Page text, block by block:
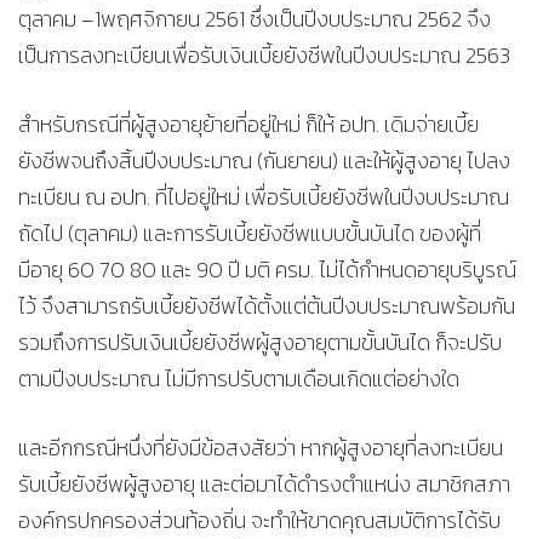
ตุลาคม –1พฤศจิกายน 2561 ซึ่งเป็นปีงบประมาณ 2562 จึง
เป็นการลงทะเบียนเพื่อรับเงินเบี้ยยังชีพในปีงบประมาณ 2563
สำหรับกรณีที่ผู้สูงอายุย้ายที่อยู่ใหม่ ก็ให้ อปท. เดิมจ่ายเบี้ย
ยังชีพจนถึงสิ้นปีงบประมาณ (กันยายน) และให้ผู้สูงอายุ ไปลง
ทะเบียน ณ อปท. ที่ไปอยู่ใหม่ เพื่อรับเบี้ยยังชีพในปีงบประมาณ
ถัดไป (ตุลาคม) และการรับเบี้ยยังชีพแบบขั้นบันได ของผู้ที่
มีอายุ 60 70 80 และ 90 ปี มติ ครม. ไม่ได้กำหนดอายุบริบูรณ์
ไว้ จึงสามารถรับเบี้ยยังชีพได้ตั้งแต่ต้นปีงบประมาณพร้อมกัน
รวมถึงการปรับเงินเบี้ยยังชีพผู้สูงอายุตามขั้นบันได ก็จะปรับ
ตามปีงบประมาณ ไม่มีการปรับตามเดือนเกิดแต่อย่างใด
และอีกกรณีหนึ่งที่ยังมีข้อสงสัยว่า หากผู้สูงอายุที่ลงทะเบียน
รับเบี้ยยังชีพผู้สูงอายุ และต่อมาได้ดำรงตำแหน่ง สมาชิกสภา
องค์กรปกครองส่วนท้องถิ่น จะทำให้ขาดคุณสมบัติการได้รับ